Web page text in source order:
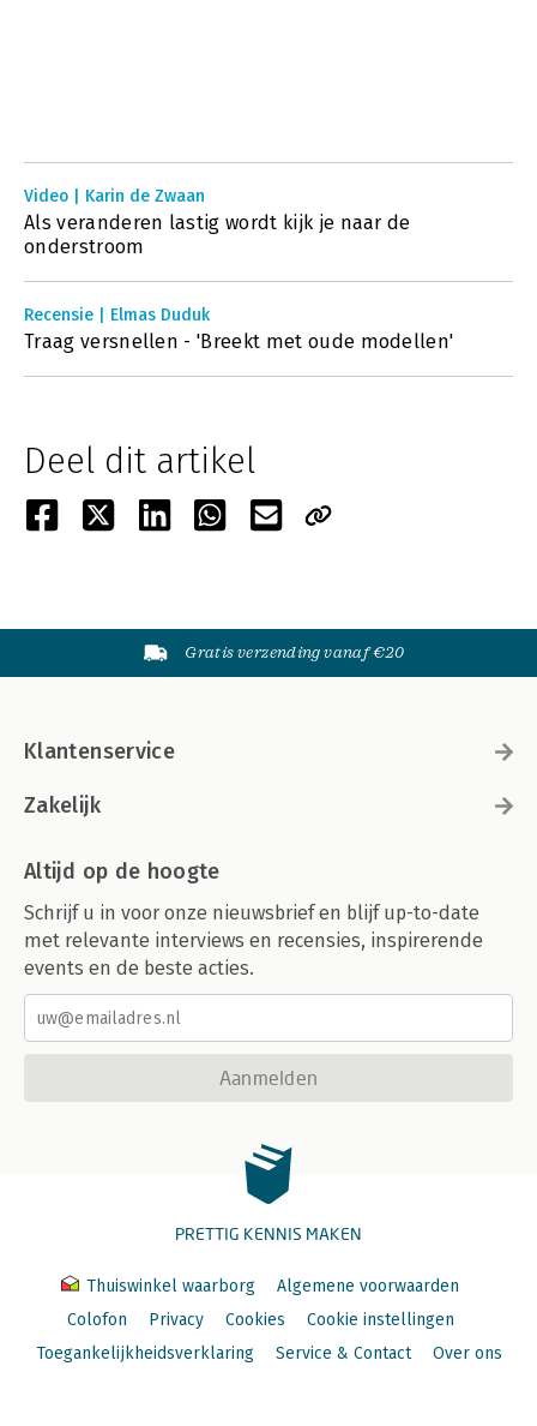
Video | Karin de Zwaan
Als veranderen lastig wordt kijk je naar de
onderstroom
Recensie | Elmas Duduk
Traag versnellen - 'Breekt met oude modellen'
Deel dit artikel
Gratis verzending vanaf €20
Klantenservice
Zakelijk
Altijd op de hoogte
Schrijf u in voor onze nieuwsbrief en blijf up-to-date
met relevante interviews en recensies, inspirerende
events en de beste acties.
Aanmelden
PRETTIG KENNIS MAKEN
Thuiswinkel waarborg
Algemene voorwaarden
Colofon
Privacy Cookies
Cookie instellingen
Toegankelijkheidsverklaring
Service & Contact Over ons